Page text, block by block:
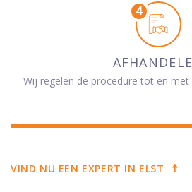
Wij regelen de procedure tot en met
VIND NU EEN EXPERT IN ELST